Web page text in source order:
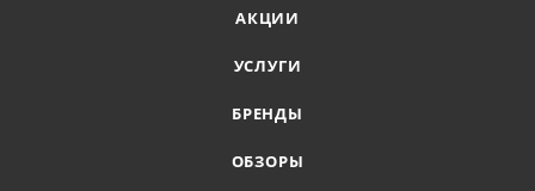
АКЦИИ
УСЛУГИ
БРЕНДЫ
ОБЗОРЫ